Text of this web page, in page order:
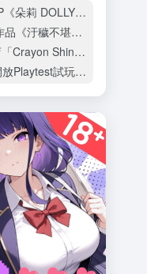
電影《歡迎來到朵莉之家》預告正式曝光
完結，作者まにお簽名會盛大登場！
間台灣旗艦店7月30日西門地下市開幕！
自由探索壯麗的古老大地